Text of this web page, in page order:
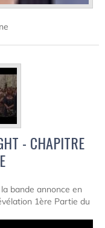
- CHAPITRE
bande annonce en
1ère Partie du